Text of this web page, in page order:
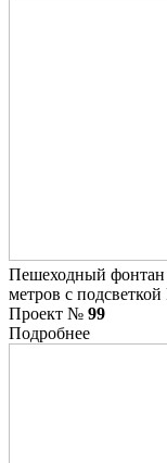
Пешеходный фонтан
метров с
Проект № 99
Подробнее